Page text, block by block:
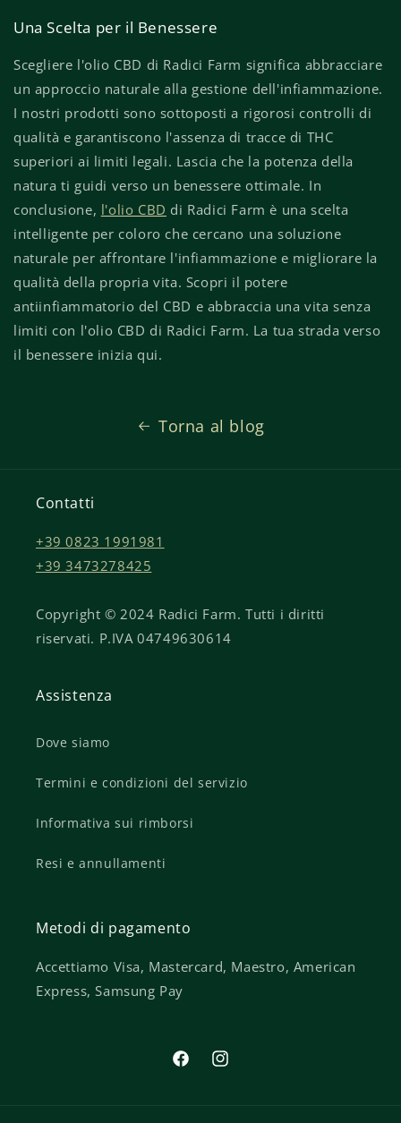
Una Scelta per il Benessere
Scegliere l'olio CBD di Radici Farm significa abbracciare
un approccio naturale alla gestione dell'infiammazione.
I nostri prodotti sono sottoposti a rigorosi controlli di
qualità e garantiscono l'assenza di tracce di THC
superiori ai limiti legali. Lascia che la potenza della
natura ti guidi verso un benessere ottimale. In
conclusione, l'olio CBD di Radici Farm è una scelta
intelligente per coloro che cercano una soluzione
naturale per affrontare l'infiammazione e migliorare la
qualità della propria vita. Scopri il potere
antiinfiammatorio del CBD e abbraccia una vita senza
limiti con l'olio CBD di Radici Farm. La tua strada verso
il benessere inizia qui.
Torna al blog
Contatti
+39 0823 1991981
+39 3473278425
Copyright © 2024 Radici Farm. Tutti i diritti
riservati. P.IVA 04749630614
Assistenza
Dove siamo
Termini e condizioni del servizio
Informativa sui rimborsi
Resi e annullamenti
Metodi di pagamento
Accettiamo Visa, Mastercard, Maestro, American
Express, Samsung Pay
FacebookInstagram